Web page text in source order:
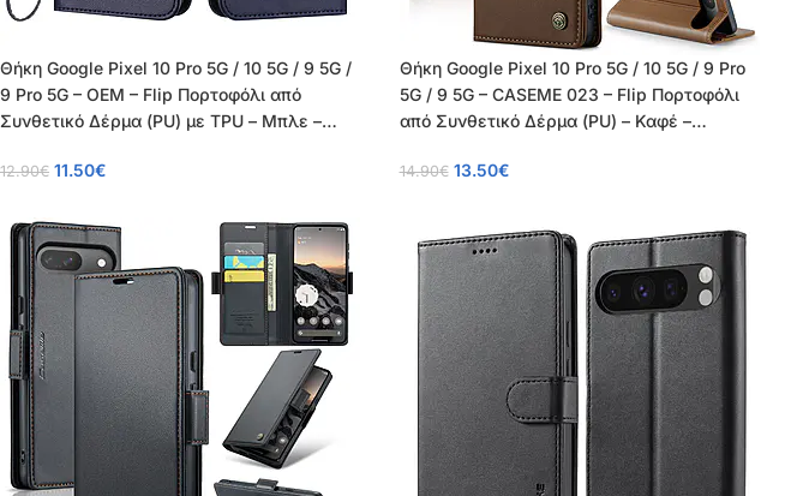
Θήκη Google Pixel 10 Pro 5G / 10 5G / 9 5G /
9 Pro 5G – OEM – Flip Πορτοφόλι από
Συνθετικό Δέρμα (PU) με TPU – Μπλε –
12.90€ 11.50€
Θήκη Google Pixel 10 Pro 5G / 10 5G / 9 Pro
5G / 9 5G – CASEME 023 – Flip Πορτοφόλι
από Συνθετικό Δέρμα (PU) – Καφέ –
14.90€ 13.50€